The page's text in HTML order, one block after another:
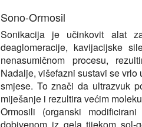
Sono-Ormosil
Sonikacija je učinkovit alat
deaglomeracije, kavijacijske
nenasumičnom procesu,
Nadalje, višefazni sustavi se
smjese. To znači da ultrazvuk
miješanje i rezultira većim
Ormosili (organski